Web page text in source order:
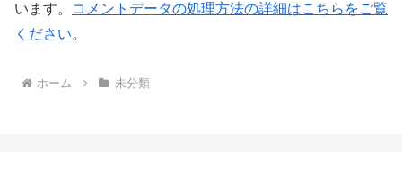
います。
コメントデータの処理方法の詳細はこちらをご覧
ください。
ホーム 未分類